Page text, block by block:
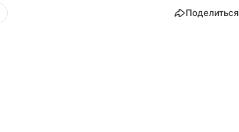
Поделиться